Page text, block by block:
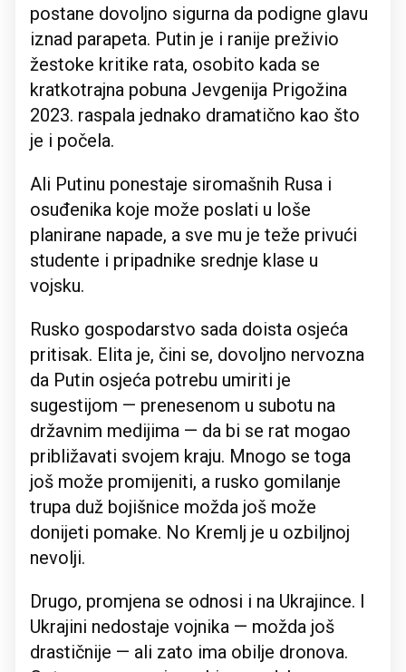
postane dovoljno sigurna da podigne glavu
iznad parapeta. Putin je i ranije preživio
žestoke kritike rata, osobito kada se
kratkotrajna pobuna Jevgenija Prigožina
2023. raspala jednako dramatično kao što
je i počela.
Ali Putinu ponestaje siromašnih Rusa i
osuđenika koje može poslati u loše
planirane napade, a sve mu je teže privući
studente i pripadnike srednje klase u
vojsku.
Rusko gospodarstvo sada doista osjeća
pritisak. Elita je, čini se, dovoljno nervozna
da Putin osjeća potrebu umiriti je
sugestijom — prenesenom u subotu na
državnim medijima — da bi se rat mogao
približavati svojem kraju. Mnogo se toga
još može promijeniti, a rusko gomilanje
trupa duž bojišnice možda još može
donijeti pomake. No Kremlj je u ozbiljnoj
nevolji.
Drugo, promjena se odnosi i na Ukrajince. I
Ukrajini nedostaje vojnika — možda još
drastičnije — ali zato ima obilje dronova.